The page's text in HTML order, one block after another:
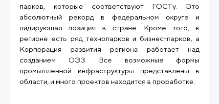
парков, которые соответствуют ГОСТу. Это
абсолютный рекорд в федеральном округе и
лидирующая позиция в стране. Кроме того, в
регионе есть ряд технопарков и бизнес-парков, а
Корпорация развития региона работает над
созданием ОЭЗ. Все возможные формы
промышленной инфраструктуры представлены в
области, и много проектов находится в проработке.